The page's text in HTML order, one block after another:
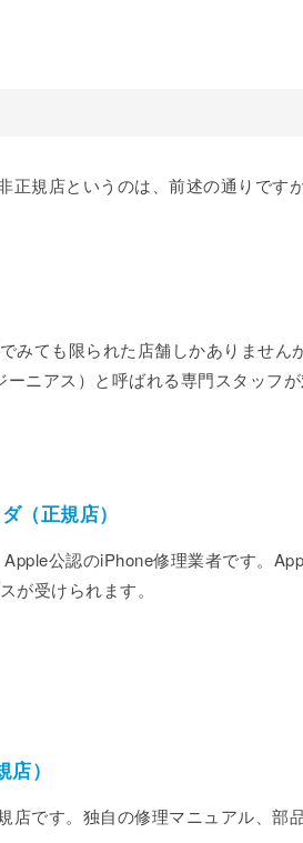
正規店というのは、前述の通りです
みても限られた店舗しかありません
ニアス）と呼ばれる専門スタッフが
（正規店）
公認のiPhone修理業者です。
が受けられます。
）
店です。独自の修理マニュアル、部